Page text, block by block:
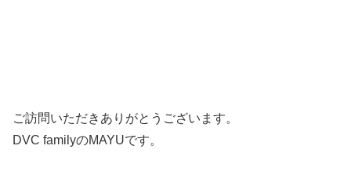
ご訪問いただきありがとうございます。
DVC familyのMAYUです。